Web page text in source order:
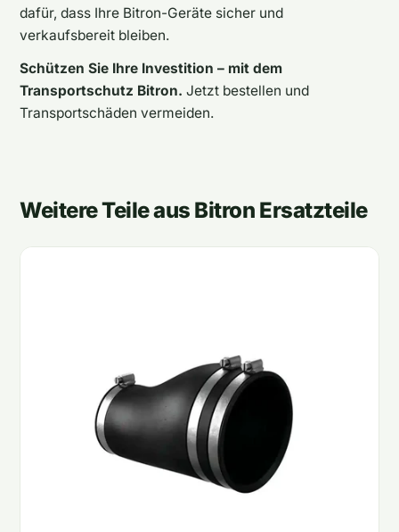
dafür, dass Ihre Bitron-Geräte sicher und
verkaufsbereit bleiben.
Schützen Sie Ihre Investition – mit dem
Transportschutz Bitron. Jetzt bestellen und
Transportschäden vermeiden.
Weitere Teile aus Bitron Ersatzteile